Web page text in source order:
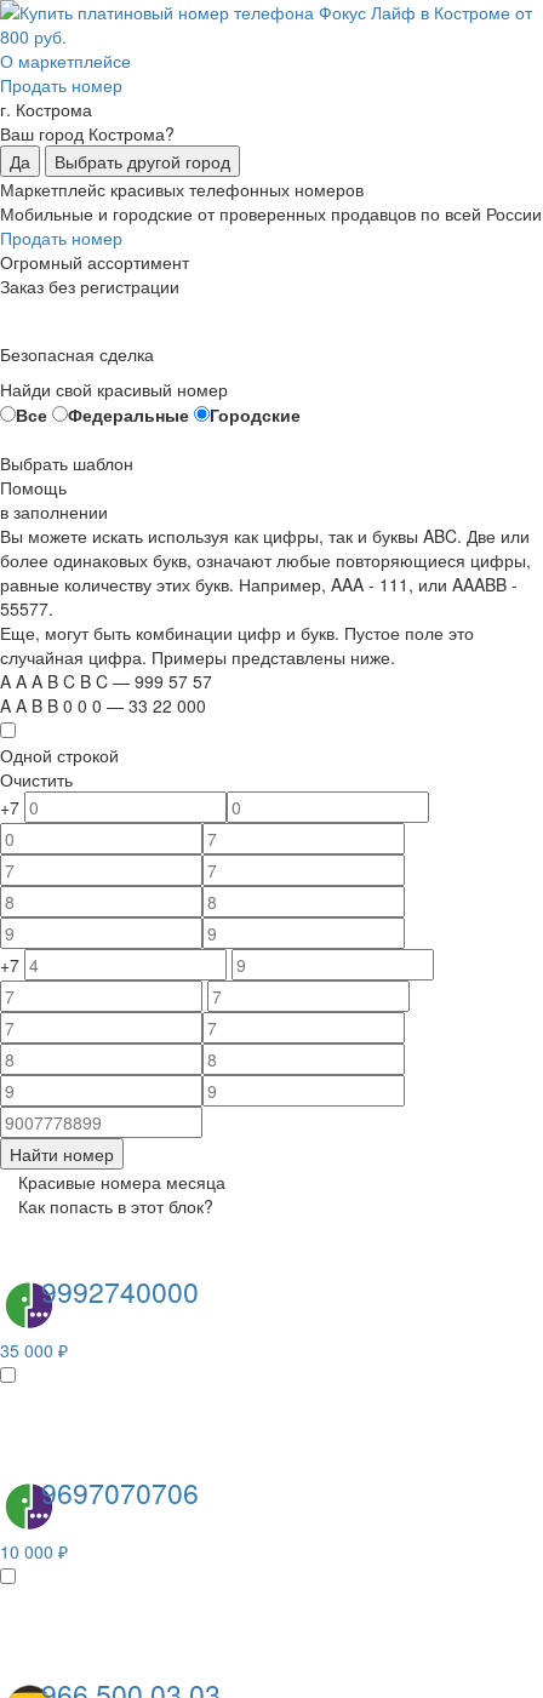
О маркетплейсе
Продать номер
г. Кострома
Ваш город Кострома?
Да
Выбрать другой город
Маркетплейс красивых телефонных номеров
Мобильные и городские от проверенных продавцов по всей России
Продать номер
Огромный ассортимент
Заказ без регистрации
Безопасная сделка
Найди свой красивый номер
Все
Федеральные
Городские
Выбрать шаблон
Помощь
в заполнении
Вы можете искать используя как цифры, так и буквы ABC. Две или
более одинаковых букв, означают любые повторяющиеся цифры,
равные количеству этих букв. Например, AAA - 111 , или AAABB -
55577.
Еще, могут быть комбинации цифр и букв. Пустое поле это
случайная цифра. Примеры представлены ниже.
A A A B C B C — 999 57 57
A A B B 0 0 0 — 33 22 000
Одной строкой
Очистить
+7
+7
Найти номер
Красивые номера месяца
Как попасть в этот блок?
9992740000
35 000 ₽
9697070706
10 000 ₽